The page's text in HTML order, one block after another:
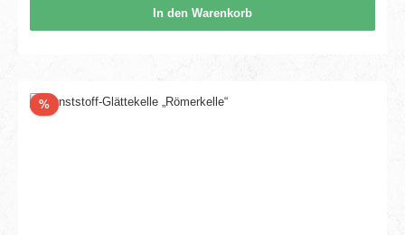
In den Warenkorb
%Rabatt